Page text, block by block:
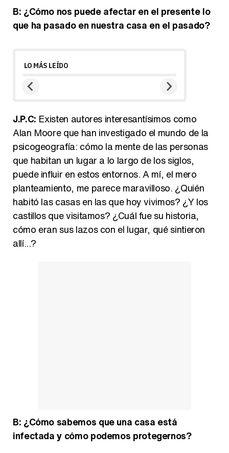
B: ¿Cómo nos puede afectar en el presente lo
que ha pasado en nuestra casa en el pasado?
LO MÁS LEÍDO
J.P.C: Existen autores interesantísimos como
Alan Moore que han investigado el mundo de la
psicogeografía: cómo la mente de las personas
que habitan un lugar a lo largo de los siglos,
puede influir en estos entornos. A mí, el mero
planteamiento, me parece maravilloso. ¿Quién
habitó las casas en las que hoy vivimos? ¿Y los
castillos que visitamos? ¿Cuál fue su historia,
cómo eran sus lazos con el lugar, qué sintieron
allí...?
B: ¿Cómo sabemos que una casa está
infectada y cómo podemos protegernos?